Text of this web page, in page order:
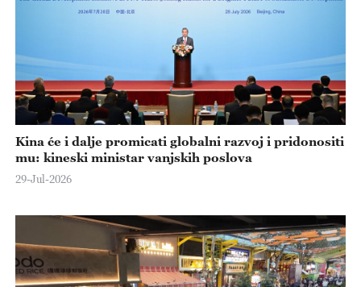
Kina će i dalje promicati globalni razvoj i pridonositi
mu: kineski ministar vanjskih poslova
29-Jul-2026